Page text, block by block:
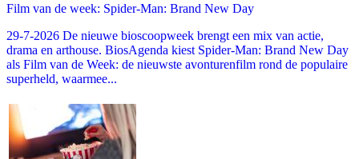
Film van de week: Spider-Man: Brand New Day
29-7-2026 De nieuwe bioscoopweek brengt een mix van actie,
drama en arthouse. BiosAgenda kiest Spider-Man: Brand New Day
als Film van de Week: de nieuwste avonturenfilm rond de populaire
superheld, waarmee...